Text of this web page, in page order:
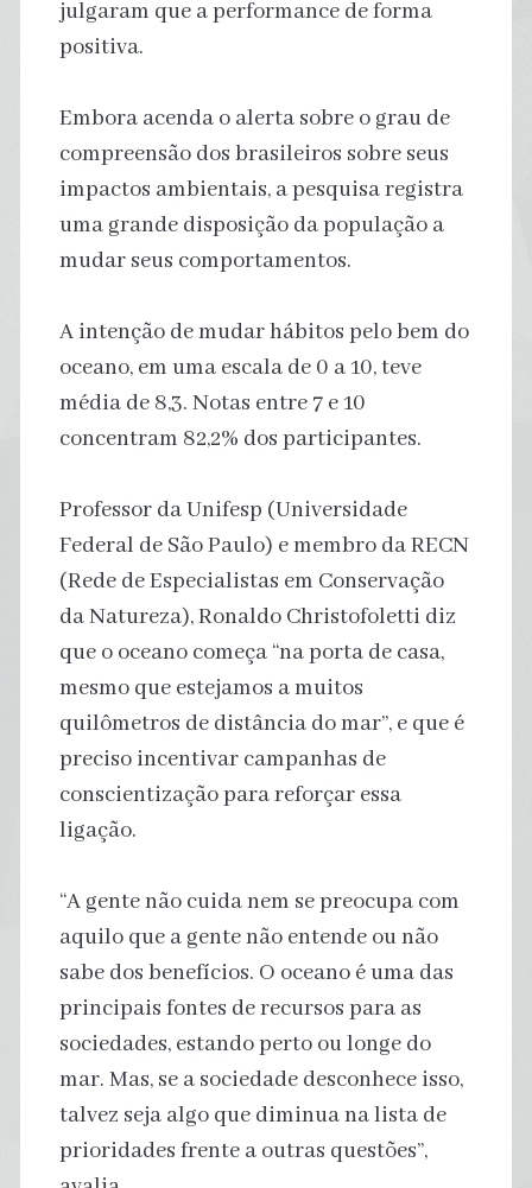
julgaram que a performance de forma
positiva.
Embora acenda o alerta sobre o grau de
compreensão dos brasileiros sobre seus
impactos ambientais, a pesquisa registra
uma grande disposição da população a
mudar seus comportamentos.
A intenção de mudar hábitos pelo bem do
oceano, em uma escala de 0 a 10, teve
média de 8,3. Notas entre 7 e 10
concentram 82,2% dos participantes.
Professor da Unifesp (Universidade
Federal de São Paulo) e membro da RECN
(Rede de Especialistas em Conservação
da Natureza), Ronaldo Christofoletti diz
que o oceano começa “na porta de casa,
mesmo que estejamos a muitos
quilômetros de distância do mar”, e que é
preciso incentivar campanhas de
conscientização para reforçar essa
ligação.
“A gente não cuida nem se preocupa com
aquilo que a gente não entende ou não
sabe dos benefícios. O oceano é uma das
principais fontes de recursos para as
sociedades, estando perto ou longe do
mar. Mas, se a sociedade desconhece isso,
talvez seja algo que diminua na lista de
prioridades frente a outras questões”,